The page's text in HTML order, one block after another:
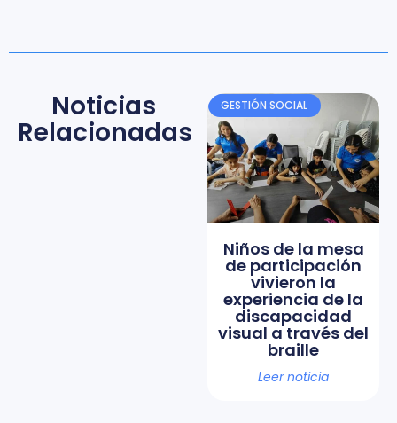
Noticias
Relacionadas
GESTIÓN SOCIAL
Niños de la mesa
de participación
vivieron la
experiencia de la
discapacidad
visual a través del
braille
Leer noticia